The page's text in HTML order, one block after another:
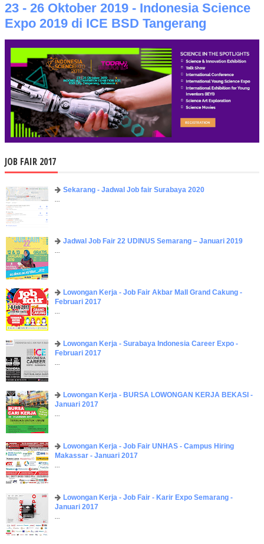
23 - 26 Oktober 2019 - Indonesia Science
Expo 2019 di ICE BSD Tangerang
JOB FAIR 2017
Sekarang - Jadwal Job fair Surabaya 2020
...
Jadwal Job Fair 22 UDINUS Semarang – Januari 2019
...
Lowongan Kerja - Job Fair ​Akbar ​Mall Grand Cakung -
Februari 2017
...
Lowongan Kerja - Surabaya Indonesia Career Expo -
Februari 2017
...
Lowongan Kerja - BURSA LOWONGAN KERJA BEKASI -
Januari 2017
...
Lowongan Kerja - Job Fair UNHAS - Campus Hiring
Makassar - Januari 2017
...
Lowongan Kerja - Job Fair - Karir Expo Semarang -
Januari 2017
...